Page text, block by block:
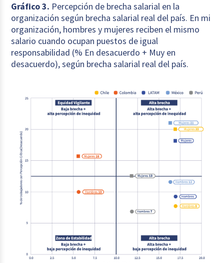
Gráfico 3. Percepción de brecha salarial en la
organización según brecha salarial real del país. En mi
organización, hombres y mujeres reciben el mismo
salario cuando ocupan puestos de igual
responsabilidad (% En desacuerdo + Muy en
desacuerdo), según brecha salarial real del país.